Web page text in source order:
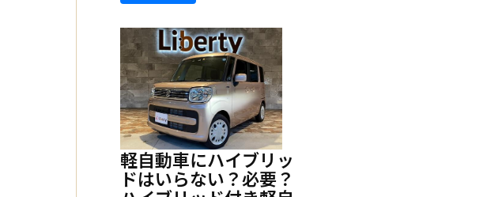
軽自動車にハイブリッ
ドはいらない？必要？